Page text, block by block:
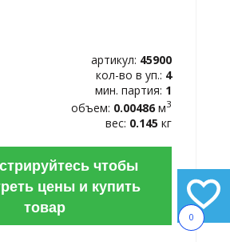
0
артикул: 45900
кол-во в уп.: 4
мин. партия: 1
объем: 0.00486 м3
вес: 0.145 кг
чтобы
цены и купить
товар